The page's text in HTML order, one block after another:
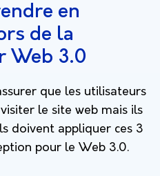
en
de la
Web 3.0
que les utilisateurs
le site web mais ils
doivent appliquer ces 3
pour le Web 3.0.